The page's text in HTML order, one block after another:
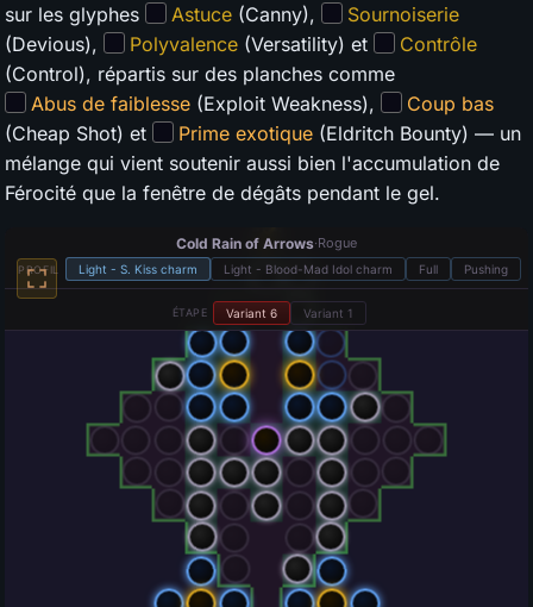
sur les glyphes
Astuce (Canny),
Sournoiserie
(Devious),
Polyvalence (Versatility) et
Contrôle
(Control), répartis sur des planches comme
Abus de faiblesse (Exploit Weakness),
Coup bas
(Cheap Shot) et
Prime exotique (Eldritch Bounty) — un
mélange qui vient soutenir aussi bien l'accumulation de
Férocité que la fenêtre de dégâts pendant le gel.